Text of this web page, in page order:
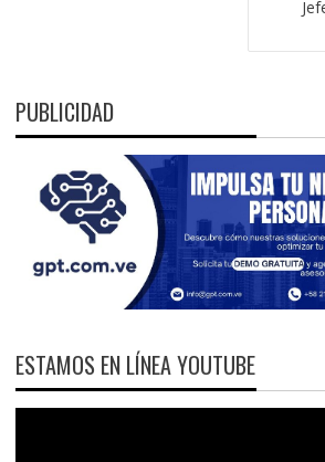
PUBLICIDAD
ESTAMOS EN LÍNEA YOUTUBE